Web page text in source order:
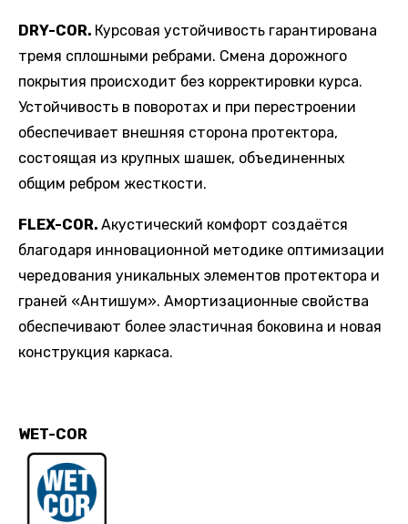
DRY-COR. Курсовая устойчивость гарантирована
тремя сплошными ребрами. Смена дорожного
покрытия происходит без корректировки курса.
Устойчивость в поворотах и при перестроении
обеспечивает внешняя сторона протектора,
состоящая из крупных шашек, объединенных
общим ребром жесткости.
FLEX-COR. Акустический комфорт создаётся
благодаря инновационной методике оптимизации
чередования уникальных элементов протектора и
граней «Антишум». Амортизационные свойства
обеспечивают более эластичная боковина и новая
конструкция каркаса.
WET-COR